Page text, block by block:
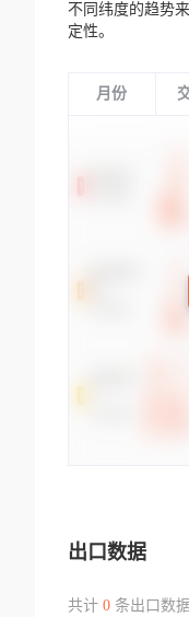
不同纬度的趋势
定性。
月份
出口数据
共计 0条出口数